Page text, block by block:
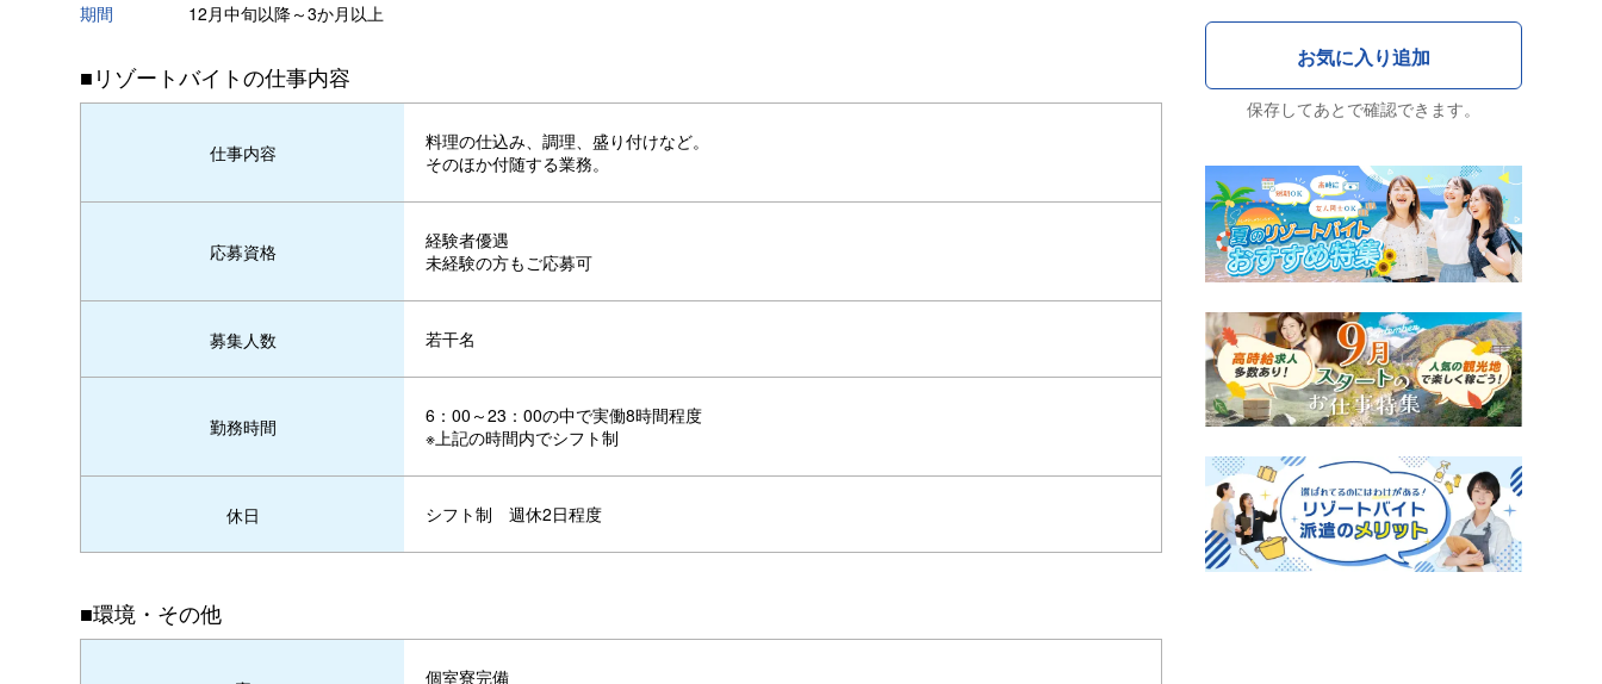
期間
12月中旬以降～3か月以上
■リゾートバイトの仕事内容
仕事内容
料理の仕込み、調理、盛り付けなど。
そのほか付随する業務。
応募資格
経験者優遇
未経験の方もご応募可
募集人数 若干名
勤務時間
6：00～23：00の中で実働8時間程度
※上記の時間内でシフト制
休日 シフト制 週休2日程度
■環境・その他
個室寮完備
保存してあとで確認できます。